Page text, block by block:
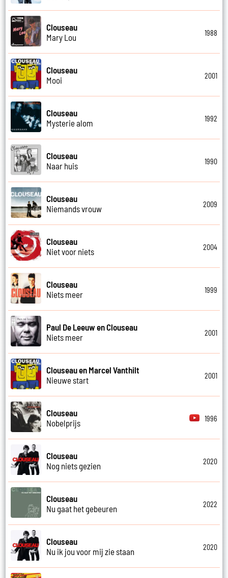
Clouseau
Mary Lou
1988
Clouseau
Mooi
2001
Clouseau
Mysterie alom
1992
Clouseau
Naar huis
1990
Clouseau
Niemands vrouw
2009
Clouseau
Niet voor niets
2004
Clouseau
Niets meer
1999
Paul De Leeuw en Clouseau
Niets meer
2001
Clouseau en Marcel Vanthilt
Nieuwe start
2001
Clouseau
Nobelprijs
1996
Clouseau
Nog niets gezien
2020
Clouseau
Nu gaat het gebeuren
2022
Clouseau
Nu ik jou voor mij zie staan
2020